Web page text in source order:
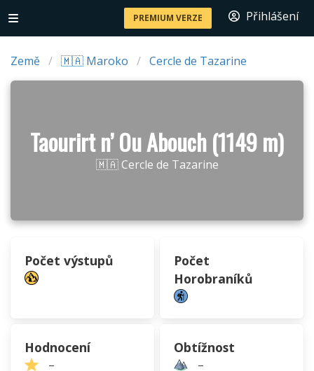
PREMIUM VERZE Přihlášení
Země 🇲🇦 Maroko Cercle de Tazarine
Taourirt n’ Ou Abouch (1149 m)
🇲🇦 Cercle de Tazarine
Počet výstupů
Počet
Horobraníků
Hodnocení
–
Obtížnost
–